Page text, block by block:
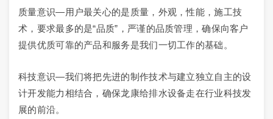
质量意识—用户最关心的是质量，外观，性能，施工技
术，要求最多的是“品质”，严谨的品质管理，确保向客户
提供优质可靠的产品和服务是我们一切工作的基础。
科技意识—我们将把先进的制作技术与建立独立自主的设
计开发能力相结合，确保龙康给排水设备走在行业科技发
展的前沿。